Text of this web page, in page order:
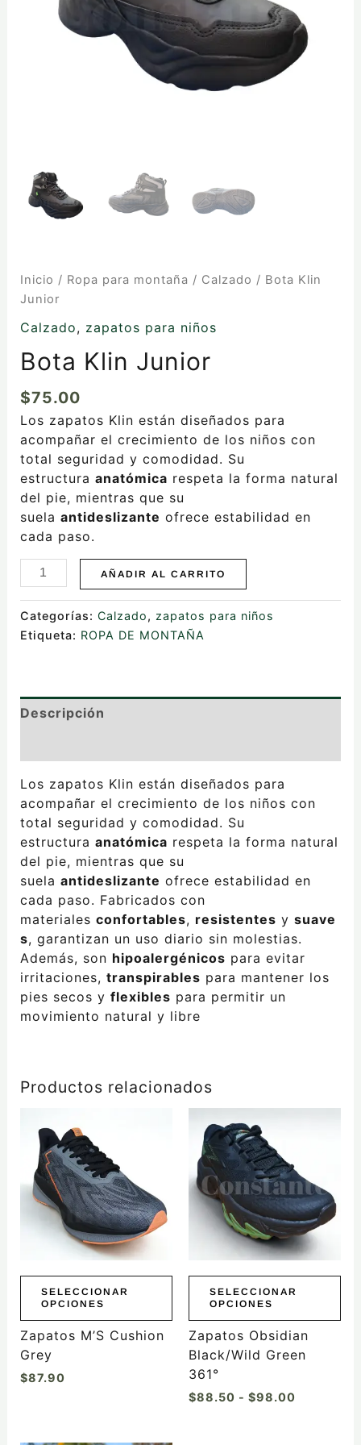
Inicio / Ropa para montaña / Calzado / Bota Klin
Junior
Calzado, zapatos para niños
Bota Klin Junior
$75.00
Los zapatos Klin están diseñados para
acompañar el crecimiento de los niños con
total seguridad y comodidad. Su
estructura anatómica respeta la forma natural
del pie, mientras que su
suela antideslizante ofrece estabilidad en
cada paso.
AÑADIR AL CARRITO
Categorías: Calzado, zapatos para niños
Etiqueta: ROPA DE MONTAÑA
Descripción
Los zapatos Klin están diseñados para
acompañar el crecimiento de los niños con
total seguridad y comodidad. Su
estructura anatómica respeta la forma natural
del pie, mientras que su
suela antideslizante ofrece estabilidad en
cada paso. Fabricados con
materiales confortables, resistentes y suave
s, garantizan un uso diario sin molestias.
Además, son hipoalergénicos para evitar
irritaciones, transpirables para mantener los
pies secos y flexibles para permitir un
movimiento natural y libre
Productos relacionados
SELECCIONAR
OPCIONES
producto
tiene
múltiples
variantes.
opciones
pueden
elegir
la
página
de
producto
Zapatos M’S Cushion
Grey
$87.90
SELECCIONAR
OPCIONES
producto
tiene
múltiples
variantes.
Las
opciones
pueden
elegir
la
página
de
producto
Zapatos Obsidian
Black/Wild Green
361°
$88.50 - $98.00
$88.50
hasta
$98.00